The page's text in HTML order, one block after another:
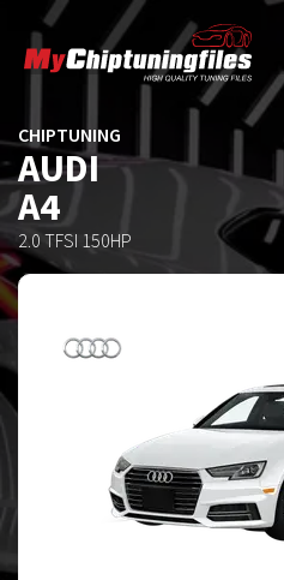
CHIPTUNING
AUDI
A4
2.0 TFSI 150HP